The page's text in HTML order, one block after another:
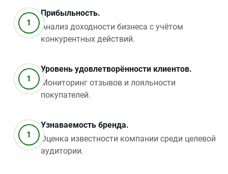
Прибыльность.
Анализ доходности бизнеса с учётом
конкурентных действий.
Уровень удовлетворённости клиентов.
Мониторинг отзывов и лояльности
покупателей.
Узнаваемость бренда.
Оценка известности компании среди целевой
аудитории.